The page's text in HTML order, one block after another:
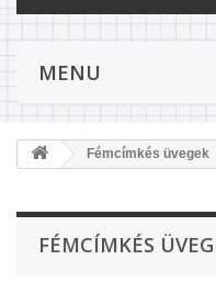
MENU
Fémcímkés üvegek
FÉMCÍMKÉS